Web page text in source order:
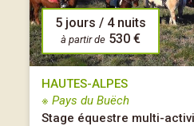
5 jours / 4 nuits
à partir de 530 €
HAUTES-ALPES
※ Pays du Buëch
Stage équestre multi-